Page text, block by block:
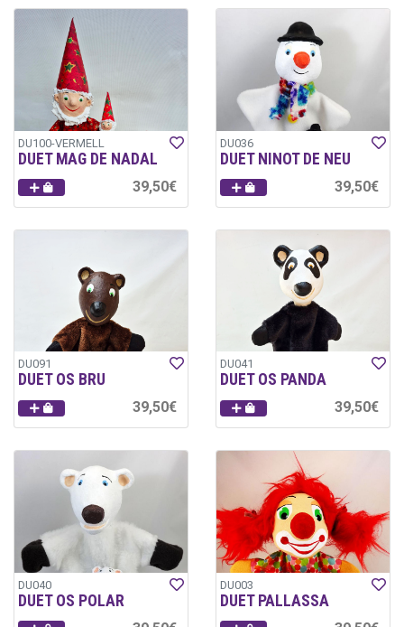
DU100-VERMELL
DUET MAG DE NADAL
39,50€
DU036
DUET NINOT DE NEU
39,50€
DU091
DUET OS BRU
39,50€
DU041
DUET OS PANDA
39,50€
DU040
DUET OS POLAR
DU003
DUET PALLASSA